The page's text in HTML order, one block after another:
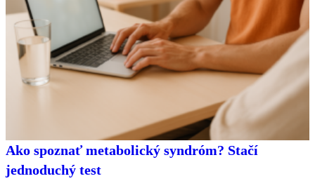
Ako spoznať metabolický syndróm? Stačí
jednoduchý test